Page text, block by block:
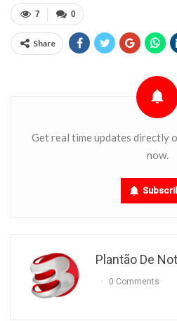
0
7
Share
Get real time updates directly
now.
Plantão De
0 Comments